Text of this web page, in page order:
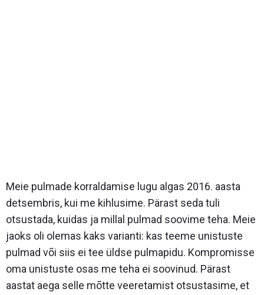
Meie pulmade korraldamise lugu algas 2016. aasta
detsembris, kui me kihlusime. Pärast seda tuli
otsustada, kuidas ja millal pulmad soovime teha. Meie
jaoks oli olemas kaks varianti: kas teeme unistuste
pulmad või siis ei tee üldse pulmapidu. Kompromisse
oma unistuste osas me teha ei soovinud. Pärast
aastat aega selle mõtte veeretamist otsustasime, et